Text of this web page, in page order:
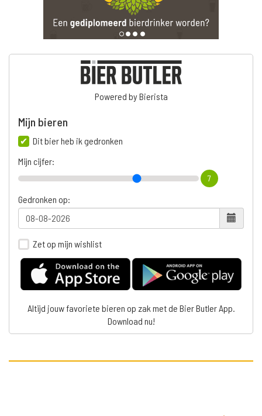
Powered by Bierista
Mijn bieren
Dit bier heb ik gedronken
Mijn cijfer:
7
Gedronken op:
Zet op mijn wishlist
Altijd jouw favoriete bieren op zak met de Bier Butler App.
Download nu!